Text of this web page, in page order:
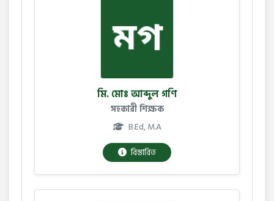
মি. মোঃ আব্দুল গণি
সহকারী শিক্ষক
B.Ed, M.A
বিস্তারিত